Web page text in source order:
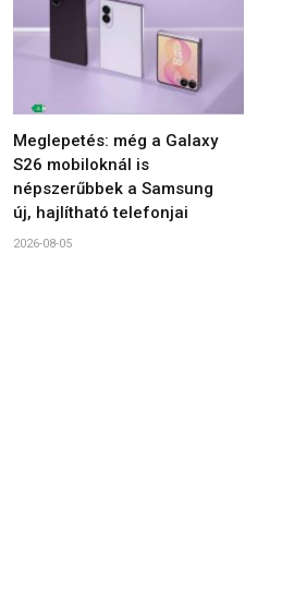
Meglepetés: még a Galaxy
S26 mobiloknál is
népszerűbbek a Samsung
új, hajlítható telefonjai
2026-08-05